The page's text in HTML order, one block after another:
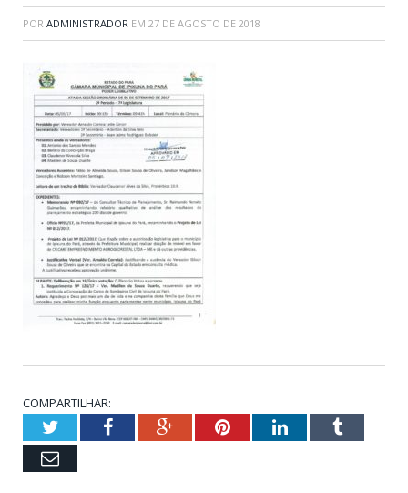
POR ADMINISTRADOR EM 27 DE AGOSTO DE 2018
COMPARTILHAR:
TwitterFacebookGoogle+PinterestLinkedInTumblr
Email